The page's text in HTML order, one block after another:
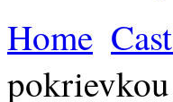
Home
pokrievkou